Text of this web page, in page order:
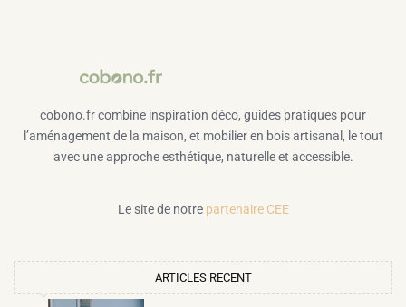
cobono.fr combine inspiration déco, guides pratiques pour
l’aménagement de la maison, et mobilier en bois artisanal, le tout
avec une approche esthétique, naturelle et accessible.
Le site de notre partenaire CEE
ARTICLES RECENT